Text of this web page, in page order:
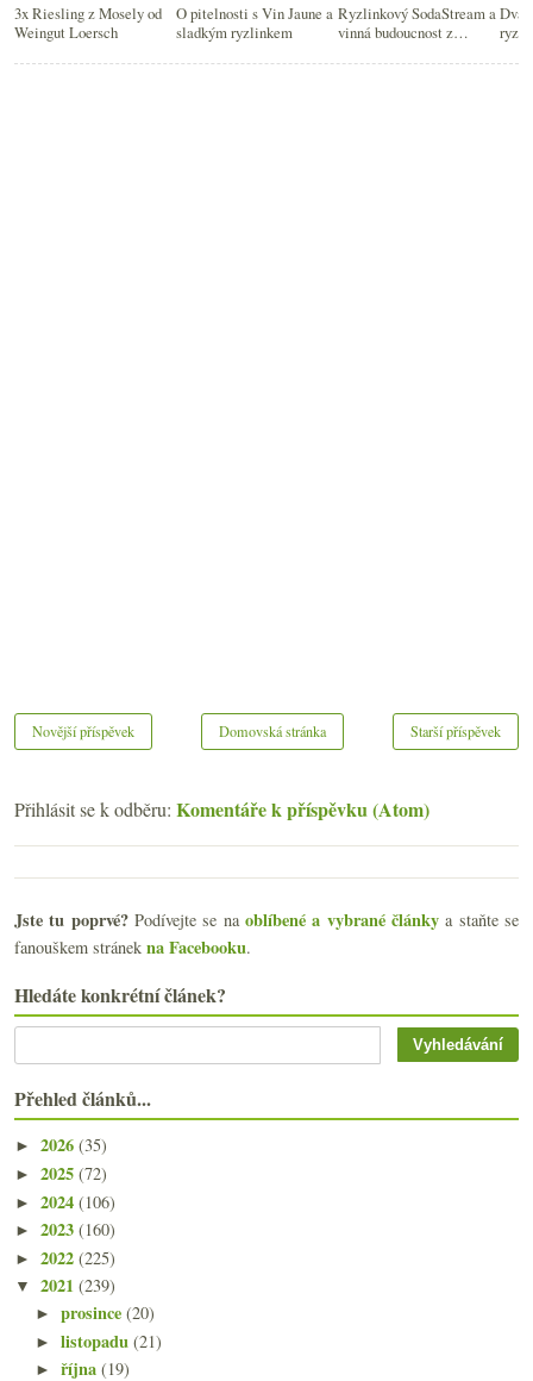
3x Riesling z Mosely od
Weingut Loersch
O pitelnosti s Vin Jaune a
sladkým ryzlinkem
Ryzlinkový SodaStream a
vinná budoucnost z
Dva
Novější příspěvek Starší příspěvek
Domovská stránka
Přihlásit se k odběru: Komentáře k příspěvku (Atom)
Jste tu poprvé?Podívejte se naoblíbené a vybrané články a staňte se
fanouškem stránek na Facebooku.
Hledáte konkrétní článek?
Přehled článků...
► 2026 (35)
► 2025 (72)
► 2024 (106)
► 2023 (160)
► 2022 (225)
▼ 2021 (239)
►prosince(20)
►listopadu(21)
►října(19)